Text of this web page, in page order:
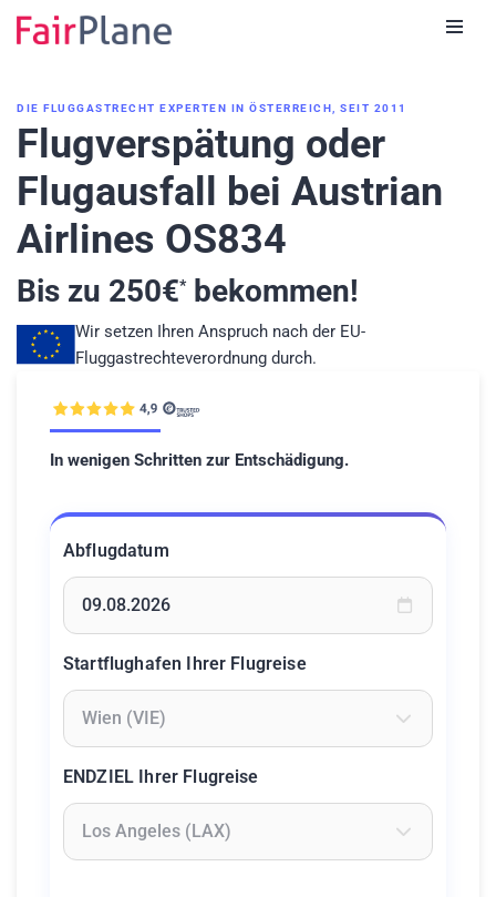
DIE FLUGGASTRECHT EXPERTEN IN ÖSTERREICH, SEIT 2011
Flugverspätung oder
Flugausfall bei Austrian
Airlines OS834
Bis zu 250€*bekommen!
Wir setzen Ihren Anspruch nach der EU-
Fluggastrechteverordnung durch.
In wenigen Schritten zur Entschädigung.
Abflugdatum
Startflughafen Ihrer Flugreise
ENDZIEL Ihrer Flugreise